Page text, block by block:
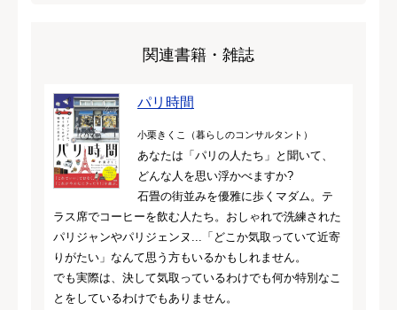
関連書籍・雑誌
パリ時間
小栗きくこ（暮らしのコンサルタント）
あなたは「パリの人たち」と聞いて、
どんな人を思い浮かべますか?
石畳の街並みを優雅に歩くマダム。テ
ラス席でコーヒーを飲む人たち。おしゃれで洗練された
パリジャンやパリジェンヌ...「どこか気取っていて近寄
りがたい」なんて思う方もいるかもしれません。
でも実際は、決して気取っているわけでも何か特別なこ
とをしているわけでもありません。